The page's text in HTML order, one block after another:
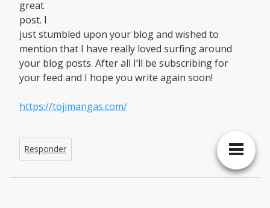
great
post. I
just stumbled upon your blog and wished to
mention that I have really loved surfing around
your blog posts. After all I’ll be subscribing for
your feed and I hope you write again soon!
https://tojimangas.com/
Responder